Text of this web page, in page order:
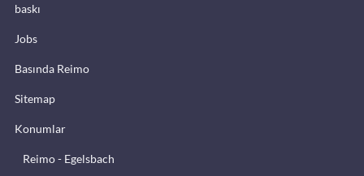
baskı
Jobs
Basında Reimo
Sitemap
Konumlar
Reimo - Egelsbach